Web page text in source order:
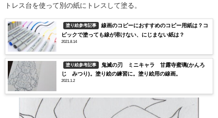
トレス台を使って別の紙にトレスして塗る。
塗り絵参考記事
線画のコピーにおすすめのコピー用紙は？コ
ピックで塗っても線が溶けない、にじまない紙は？
2021.8.14
塗り絵参考記事
鬼滅の刃 ミニキャラ 甘露寺蜜璃(かんろ
じ みつり)。塗り絵の練習に。塗り絵用の線画。
2021.1.2